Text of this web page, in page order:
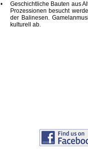
•
Geschichtliche Bauten aus
Prozessionen besucht
der Balinesen.
kulturell ab.